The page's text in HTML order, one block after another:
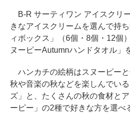
B-R サーティワン アイスクリ
きなアイスクリームを選んで持
ィボックス」（6個・8個・12個
ヌーピーAutumnハンドタオル」
ハンカチの絵柄はスヌーピー
秋や音楽の秋などを楽しんでい
ズ」と、たくさんの秋の食材と
ーピー」の2種で好きな方を選べ